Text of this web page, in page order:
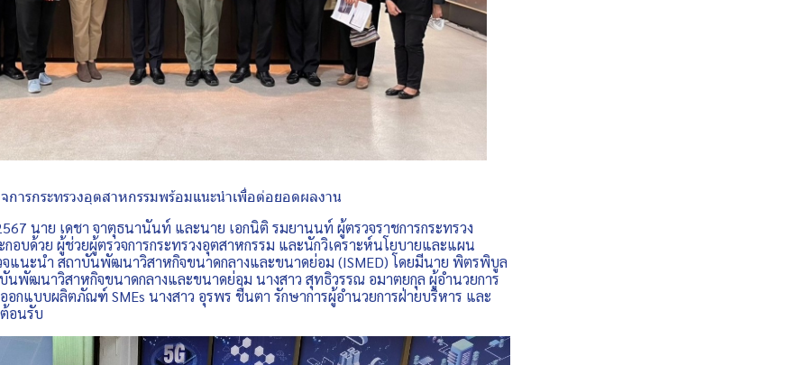
การกระทรวงอุตสาหกรรมพร้อมแนะนำเพื่อต่อยอดผลงาน
าย เดชา จาตุธนานันท์ และนาย เอกนิติ รมยานนท์ ผู้ตรวจราชการกระทรวง
อบด้วย ผู้ช่วยผู้ตรวจการกระทรวงอุตสาหกรรม และนักวิเคราะห์นโยบายและแผน
แนะนำ สถาบันพัฒนาวิสาหกิจขนาดกลางและขนาดย่อม (ISMED) โดยมีนาย พิตรพิบูล
นพัฒนาวิสาหกิจขนาดกลางและขนาดย่อม นางสาว สุทธิวรรณ อมาตยกุล ผู้อำนวยการ
กแบบผลิตภัณฑ์ SMEs นางสาว อุรพร ชื่นตา รักษาการผู้อำนวยการฝ่ายบริหาร และ
อนรับ